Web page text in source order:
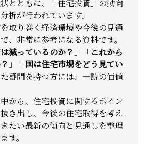
とともに、「住宅投資」の動向
析が行われています。
取り巻く経済環境や今後の見通
、非常に参考になる資料です。
減っているのか？ 」「これから
」「国は住宅市場をどう見てい
疑問を持つ方には、一読の価値
から、住宅投資に関するポイン
き出し、今後の住宅取得を考え
たい最新の傾向と見通しを整理
す。